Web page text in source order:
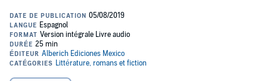
nobleza y necesitaba de su ayuda para que la fiesta marchara bien.
El día de la fiesta Hop-Frog fue llamado a la cámara donde se
encontraba su majestad, éste estaba con sus ministros y ellos
pidieron consejo a Hop-Frog para disfrazarse de una manera
innovadora y nunca vista, original.